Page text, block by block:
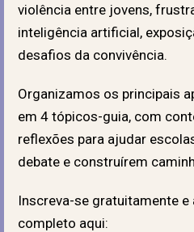
violência entre jovens,
inteligência artificial,
desafios da convivência.
Organizamos os principais
em 4 tópicos-guia, com
reflexões para ajudar
debate e construírem
Inscreva-se gratuitamente
completo aqui: